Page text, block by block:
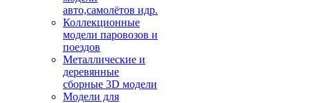
авто,самолётов идр.
Коллекционные
модели паровозов и
поездов
Металлические и
деревянные
сборные 3D модели
Модели для